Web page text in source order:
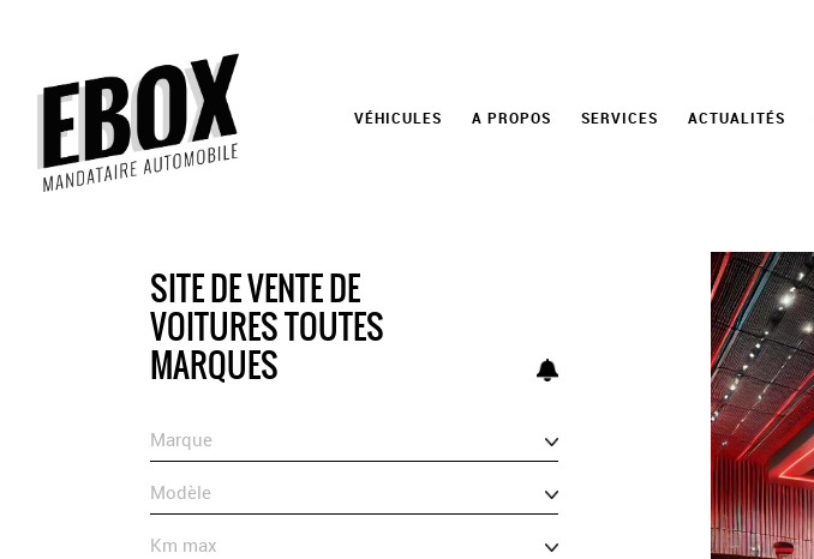
VÉHICULES A PROPOS SERVICES ACTUALITÉS
SITE DE VENTE DE
VOITURES TOUTES
MARQUES
Marque
Modèle
Km max